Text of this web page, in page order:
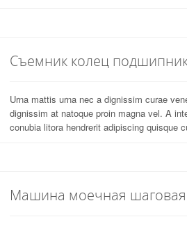
Съемник колец
Urna mattis urna nec a dignissim curae
dignissim at natoque proin magna vel. A
conubia litora hendrerit adipiscing quisque
Машина моечная шаговая